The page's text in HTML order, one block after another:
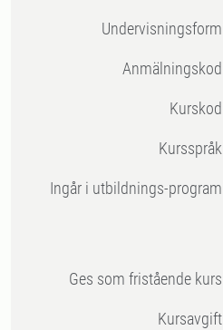
Undervisningsform
Anmälningskod
Kurskod
Kursspråk
Ingår i utbildnings-program
Ges som fristående kurs
Kursavgift